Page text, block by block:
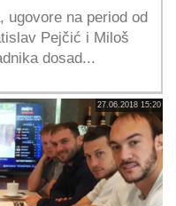
ugovore na period od
Pejčić i Miloš
dosad...
27.06.2018 15:20